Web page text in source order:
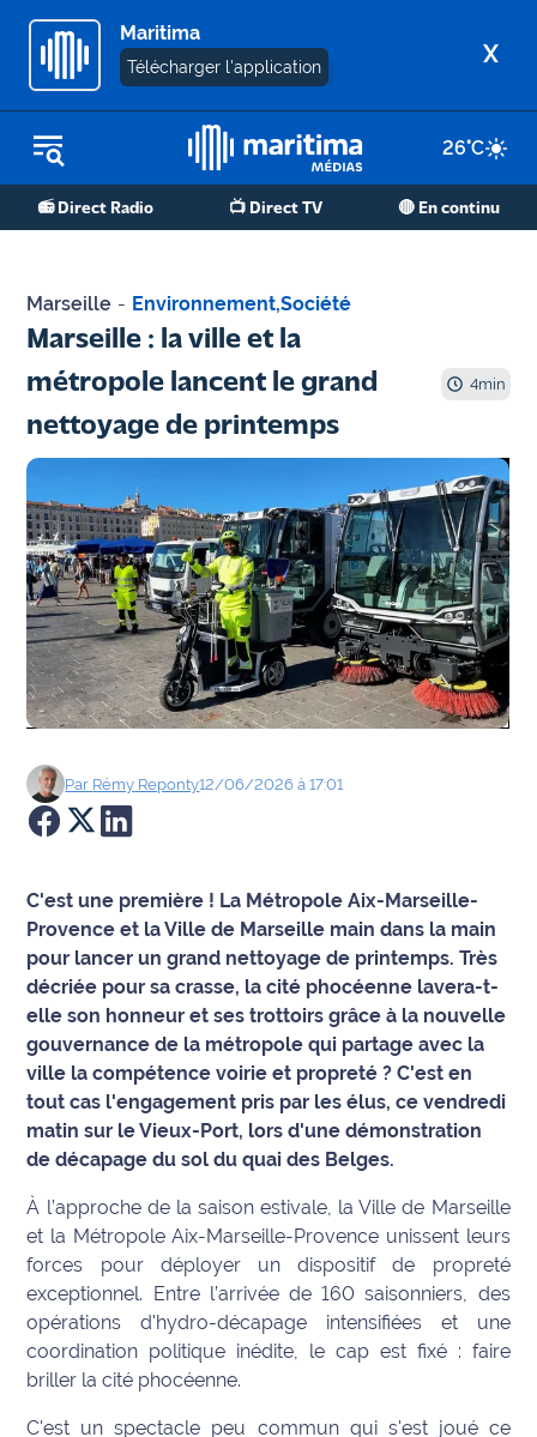
Maritima
Télécharger l'application X
26°C
📻 Direct Radio 📺 Direct TV 🔴 En continu
REPLAY RADIO
REPLAY TV
Martigues
de Berre
Marseille
OM
Agenda
Faits
divers
Sports
Société
Culture
Économie
Éducation
Emploi
Environnement
route
Justice
Météo
Politique
Santé
Marseille - Environnement,Société
Marseille : la ville et la
métropole lancent le grand
nettoyage de printemps
4min
Par Rémy Reponty12/06/2026 à 17:01
C'est une première ! La Métropole Aix-Marseille-
Provence et la Ville de Marseille main dans la main
pour lancer un grand nettoyage de printemps. Très
décriée pour sa crasse, la cité phocéenne lavera-t-
elle son honneur et ses trottoirs grâce à la nouvelle
gouvernance de la métropole qui partage avec la
ville la compétence voirie et propreté ? C'est en
tout cas l'engagement pris par les élus, ce vendredi
matin sur le Vieux-Port, lors d'une démonstration
de décapage du sol du quai des Belges.
À l’approche de la saison estivale, la Ville de Marseille
et la Métropole Aix-Marseille-Provence unissent leurs
forces pour déployer un dispositif de propreté
exceptionnel. Entre l’arrivée de 160 saisonniers, des
opérations d'hydro-décapage intensifiées et une
coordination politique inédite, le cap est fixé : faire
briller la cité phocéenne.
C'est un spectacle peu commun qui s'est joué ce